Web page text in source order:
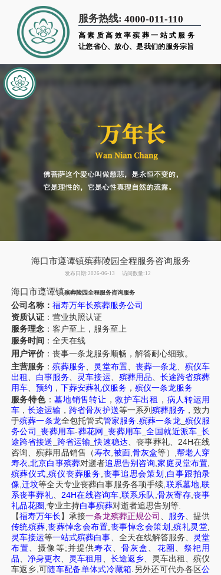
服务热线: 4000-011-110
高素质高效率殡葬一站式服务
让您省心、放心、是我们的服务宗旨
海口市遵谭镇殡葬陵园全程服务咨询服务
发布日期:2026-06-13 访问数量:12
海口市遵谭镇殡葬陵园全程服务咨询服务
公司名称： 福寿万年长殡葬服务公司
资质认证：营业执照认证
服务理念：客户至上，服务至上
服务时间 ：全天在线
用户评价：丧事一条龙服务顺畅，解答耐心细致。
主营服务 ：殡葬服务、 灵堂布置、 丧葬一条龙、殡仪车
出租 、 白事服务、 灵车接运、 殡葬用品、 长途跨省殡葬
用车、 预约 ， 下葬安葬礼仪服务 ， 殡仪一条龙服务
服务特色：墓地销售转让 ，救护车出租 ， 病人转运用
车， 长途运输 ，跨省骨灰护送等一系列 殡葬服务 ，致力
于殡葬一条龙全包托管式管家服务 .殡葬一条龙_ 殡仪服
务公司
_丧葬用车-葬花网 丧葬用车 全国就近派车 长
途跨省接送 跨省运输 _快速稳达、丧事葬礼、 24H在线
咨询、殡葬用品销售 （寿衣 被面, 骨灰盒等）
帮老人穿
寿衣 ,北京白事殡葬对逝者追思告别咨询 ,家庭灵堂布置
殡葬仪式 殡仪丧葬服务 丧事追思会策划 白事跟拍录
像 迁坟等全天专业丧葬白事服务各项手续 联系墓地 ,联
系丧事葬礼、24H在线咨询车 联系乐队 骨灰寄存, 丧事
礼品花圈 专业主持白事殡葬对逝者追思告别等.
【福寿万年长 】承接一条龙殡葬正规公司 、 服务、提供
传统殡葬 丧葬悼念会布置 丧事悼念会策划 殡礼灵堂
灵车接运等一站式殡葬白事、 全天在线解答服务、
灵堂
布置、摄像等;并提供寿衣、 骨灰盒 、 花圈 、祭祀用
品、 净身更衣、 灵车租用 、 长途返乡、 灵车出租 、殡仪
车返乡 可 随车配备单体式冷藏箱 另外还可代办各区公